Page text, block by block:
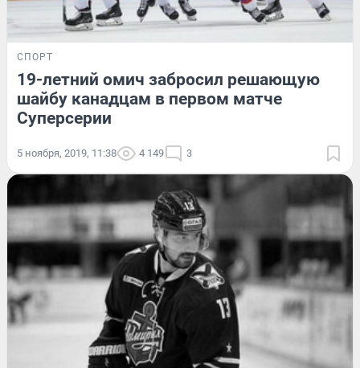
СПОРТ
19-летний омич забросил решающую
шайбу канадцам в первом матче
Суперсерии
5 ноября, 2019, 11:38 4 149 3